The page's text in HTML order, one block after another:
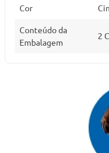
Cor
Conteúdo da
Embalagem
2